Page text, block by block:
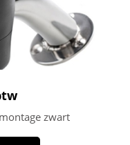
zwart